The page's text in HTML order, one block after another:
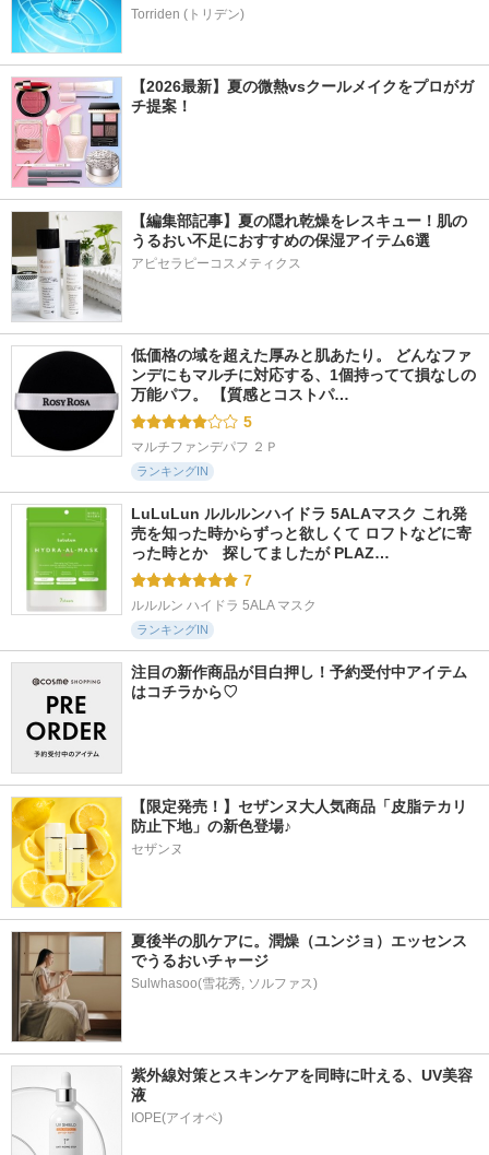
Torriden (トリデン)
【2026最新】夏の微熱vsクールメイクをプロがガ
チ提案！
【編集部記事】夏の隠れ乾燥をレスキュー！肌の
うるおい不足におすすめの保湿アイテム6選
アピセラピーコスメティクス
低価格の域を超えた厚みと肌あたり。 どんなファ
ンデにもマルチに対応する、1個持ってて損なしの
万能パフ。 【質感とコストパ…
5
マルチファンデパフ ２Ｐ
ランキングIN
LuLuLun ルルルンハイドラ 5ALAマスク これ発
売を知った時からずっと欲しくて ロフトなどに寄
った時とか　探してましたが PLAZ…
7
ルルルン ハイドラ 5ALA マスク
ランキングIN
注目の新作商品が目白押し！予約受付中アイテム
はコチラから♡
【限定発売！】セザンヌ大人気商品「皮脂テカリ
防止下地」の新色登場♪
セザンヌ
夏後半の肌ケアに。潤燥（ユンジョ）エッセンス
でうるおいチャージ
Sulwhasoo(雪花秀, ソルファス)
紫外線対策とスキンケアを同時に叶える、UV美容
液